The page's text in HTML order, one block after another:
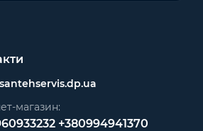
магазин:
+380994941370